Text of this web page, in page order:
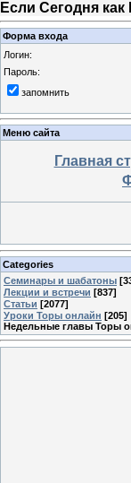
Если Сегодня как
Форма входа
Логин:
Пароль:
запомнить
Меню сайта
Главная
Categories
Семинары и шабатоны
Лекции и встречи [837]
Статьи [2077]
Уроки Торы онлайн [205]
Недельные главы Торы